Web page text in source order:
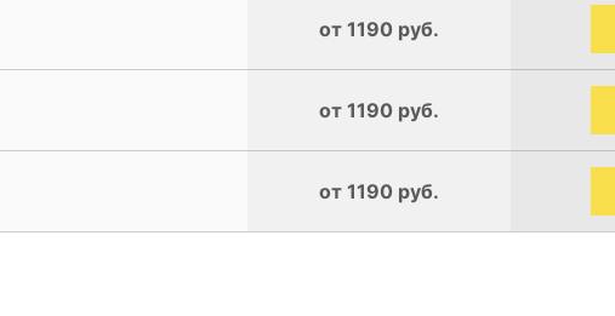
от 1190 руб.
от 1190 руб.
от 1190 руб.